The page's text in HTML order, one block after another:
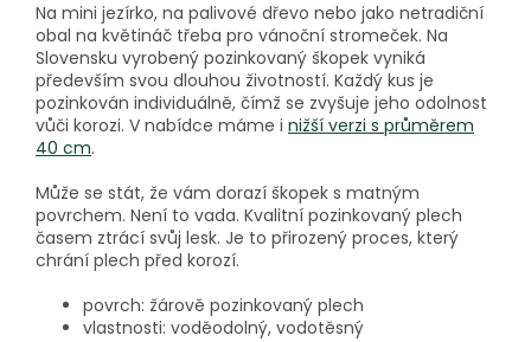
Na mini jezírko, na palivové dřevo nebo jako netradiční
obal na květináč třeba pro vánoční stromeček. Na
Slovensku vyrobený pozinkovaný škopek vyniká
především svou dlouhou životností. Každý kus je
pozinkován individuálně, čímž se zvyšuje jeho odolnost
vůči korozi. V nabídce máme i nižší verzi s průměrem
40 cm.
Může se stát, že vám dorazí škopek s matným
povrchem. Není to vada. Kvalitní pozinkovaný plech
časem ztrácí svůj lesk. Je to přirozený proces, který
chrání plech před korozí.
povrch: žárově pozinkovaný plech
vlastnosti: voděodolný, vodotěsný